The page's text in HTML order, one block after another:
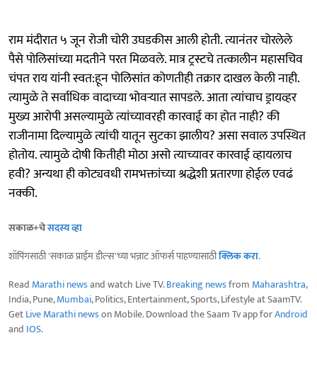
राम मंदीरात ५ जून रोजी चोरी उघडकीस आली होती. त्यानंतर चोरलेले
पैसे पोलिसांच्या मदतीने परत मिळवले. मात्र ट्रस्टचे तत्कालीन महासचिव
चंपत राय यांनी स्वत:हून पोलिसांत कोणतीही तक्रार दाखल केली नाही.
त्यामुळे ते सर्वाधिक वादाच्या भोवऱ्यात सापडले. आता त्यांचाच ड्रायव्हर
मुख्य आरोपी असल्यामुळे त्यांच्यावरही कारवाई का होत नाही? की
राजीनामा दिल्यामुळे त्यांची यातून सुटका झालीय? असा सवाल उपस्थित
होतोय. त्यामुळे दोषी कितीही मोठा असो त्याच्यावर कारवाई व्हायलाच
हवी? अन्यथा ही कोट्यवधी रामभक्तांच्या श्रद्धेशी प्रतारणा होईल एवढं
नक्की.
सकाळ+चेसदस्य व्हा
शॉपिंगसाठी 'सकाळ प्राईम डील्स'च्या भन्नाट ऑफर्स पाहण्यासाठीक्लिक करा.
Read Marathi newsand watch Live TV.Breaking newsfrom Maharashtra,
India, Pune,Mumbai, Politics, Entertainment, Sports, Lifestyle at SaamTV.
GetLive Marathi newson Mobile. Download the Saam Tv app forAndroid
and IOS.